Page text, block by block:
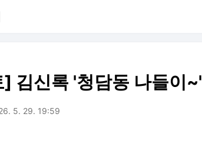
] 김신록 '청담동 나들이~'
5. 29. 19:59